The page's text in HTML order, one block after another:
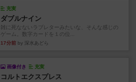
充実
ダブルナイン
雑に死なないラブレターみたいな、そんな感じの
ゲーム。数字カードを１の位...
17分前 by 深水あどら
画像付き 充実
コルトエクスプレス